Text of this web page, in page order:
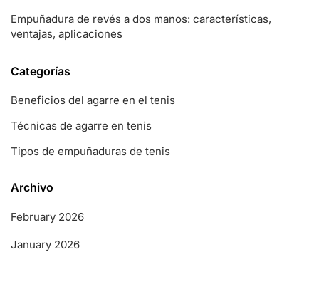
Empuñadura de revés a dos manos: características,
ventajas, aplicaciones
Categorías
Beneficios del agarre en el tenis
Técnicas de agarre en tenis
Tipos de empuñaduras de tenis
Archivo
February 2026
January 2026